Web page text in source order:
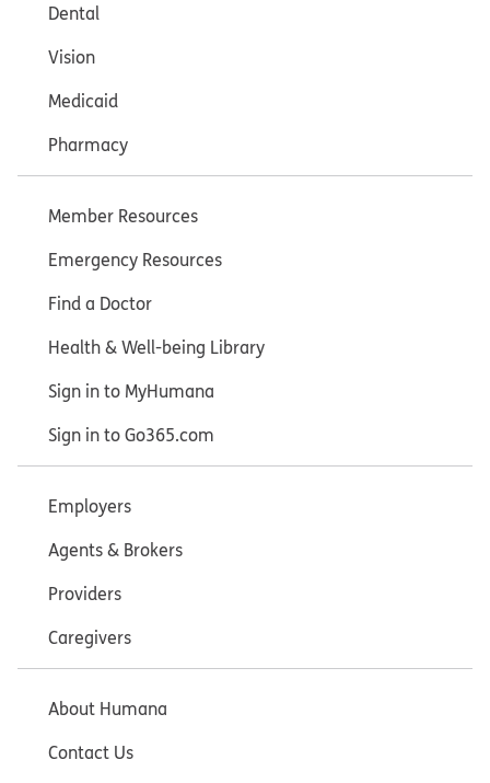
Dental
Vision
Medicaid
Pharmacy
Member Resources
Emergency Resources
Find a Doctor
Health & Well-being Library
Sign in to MyHumana
Sign in to Go365.com
Employers
Agents & Brokers
Providers
Caregivers
About Humana
Contact Us